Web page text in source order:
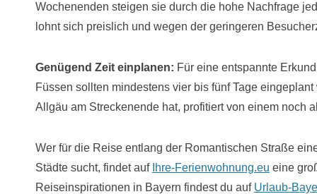
Wochenenden steigen sie durch die hohe Nachfrage
lohnt sich preislich und wegen der geringeren
Genügend Zeit einplanen: Für eine entspannte
Füssen sollten mindestens vier bis fünf Tage
Allgäu am Streckenende hat, profitiert von einem noch
Wer für die Reise entlang der Romantischen Straße
Städte sucht, findet auf Ihre-Ferienwohnung.eu eine
Reiseinspirationen in Bayern findest du auf Urlaub-